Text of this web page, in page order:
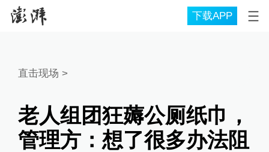
下载APP
直击现场 >
老人组团狂薅公厕纸巾，
管理方：想了很多办法阻